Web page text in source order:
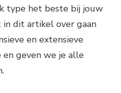
type het beste bij jouw
in dit artikel over gaan
en extensieve
en geven we je alle